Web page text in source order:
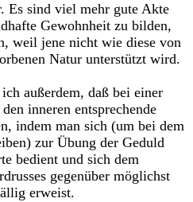
Es sind viel mehr gute Akte
Gewohnheit zu bilden,
weil jene nicht wie diese von
Natur unterstützt wird.
außerdem, daß bei einer
inneren entsprechende
indem man sich (um bei dem
zur Übung der Geduld
bedient und sich dem
gegenüber möglichst
erweist.